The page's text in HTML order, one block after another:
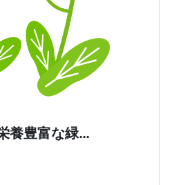
養豊富な緑…